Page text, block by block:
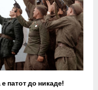
патот до никаде!